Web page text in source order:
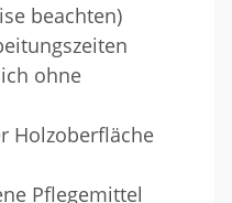
beachten)
ohne
Holzoberfläche
Pflegemittel